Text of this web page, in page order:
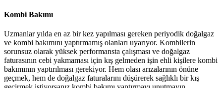
Kombi Bakımı
Uzmanlar yılda en az bir kez yapılması gereken periyodik doğalgaz
ve kombi bakımını yaptırmamış olanları uyarıyor. Kombilerin
sorunsuz olarak yüksek performansta çalışması ve doğalgaz
faturasının cebi yakmaması için kış gelmeden işin ehli kişilere kombi
bakımının yaptırılması gerekiyor. Hem olası arızalarının önüne
geçmek, hem de doğalgaz faturalarını düşürerek sağlıklı bir kış